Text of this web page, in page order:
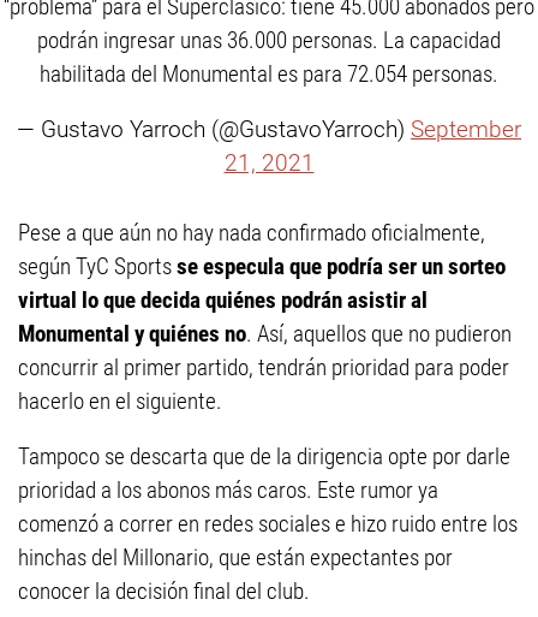
“problema” para el Superclásico: tiene 45.000 abonados pero
podrán ingresar unas 36.000 personas. La capacidad
habilitada del Monumental es para 72.054 personas.
— Gustavo Yarroch (@GustavoYarroch) September
21, 2021
Pese a que aún no hay nada confirmado oficialmente,
según TyC Sportsse especula que podría ser un sorteo
virtual lo que decida quiénes podrán asistir al
Monumental y quiénes no. Así, aquellos que no pudieron
concurrir al primer partido, tendrán prioridad para poder
hacerlo en el siguiente.
Tampoco se descarta que de la dirigencia opte por darle
prioridad a los abonos más caros. Este rumor ya
comenzó a correr en redes sociales e hizo ruido entre los
hinchas del Millonario, que están expectantes por
conocer la decisión final del club.